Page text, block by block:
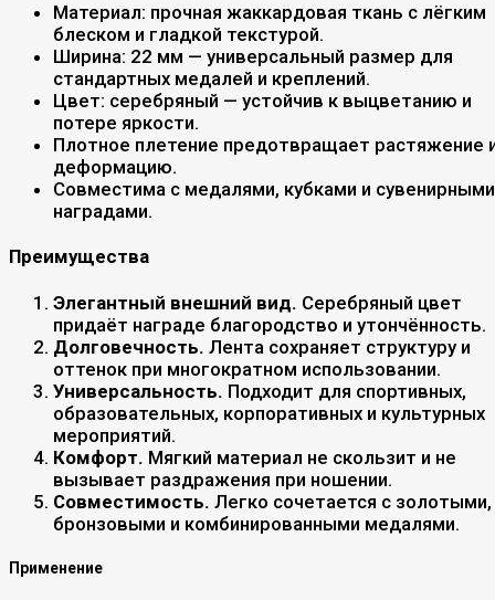
Материал: прочная жаккардовая ткань с лёгким
блеском и гладкой текстурой.
Ширина: 22 мм — универсальный размер для
стандартных медалей и креплений.
Цвет: серебряный — устойчив к выцветанию и
потере яркости.
Плотное плетение предотвращает растяжение
деформацию.
Совместима с медалями, кубками и сувенирными
наградами.
Преимущества
Элегантный внешний вид. Серебряный цвет
придаёт награде благородство и утончённость.
Долговечность. Лента сохраняет структуру и
оттенок при многократном использовании.
Универсальность. Подходит для спортивных,
образовательных, корпоративных и культурных
мероприятий.
Комфорт. Мягкий материал не скользит и не
вызывает раздражения при ношении.
Совместимость. Легко сочетается с золотыми,
бронзовыми и комбинированными медалями.
Применение